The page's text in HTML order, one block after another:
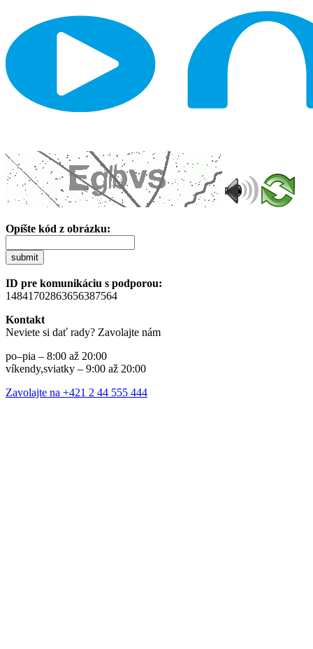
Opíšte kód z obrázku:
submit
ID pre komunikáciu s podporou:
14841702863656387564
Kontakt
Neviete si dať rady? Zavolajte nám
po–pia – 8:00 až 20:00
víkendy,sviatky – 9:00 až 20:00
Zavolajte na +421 2 44 555 444